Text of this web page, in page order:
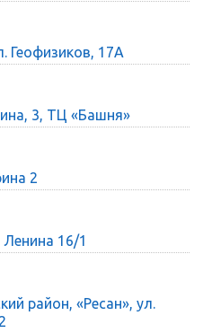
Геофизиков, 17А
3, ТЦ «Башня»
2
Ленина 16/1
район, «Ресан», ул.